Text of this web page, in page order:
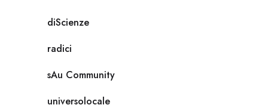
diScienze
radici
sAu Community
universolocale